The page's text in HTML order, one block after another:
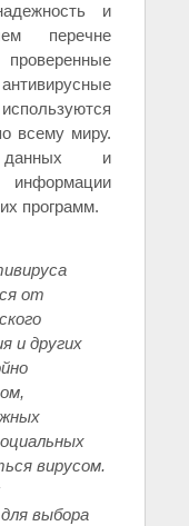
и
перечне
всему миру.
данных и
программ.
от
и других
вирусом.
выбора